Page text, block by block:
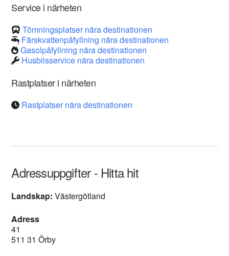
Service i närheten
Tömningsplatser nära destinationen
Färskvattenpåfyllning nära destinationen
Gasolpåfyllning nära destinationen
Husbilsservice nära destinationen
Rastplatser i närheten
Rastplatser nära destinationen
Adressuppgifter - Hitta hit
Landskap:Västergötland
Adress
41
511 31 Örby